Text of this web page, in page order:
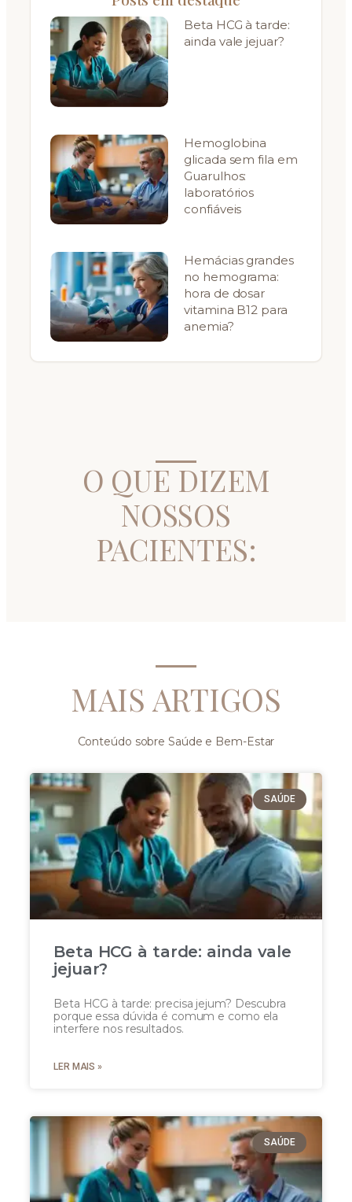
Beta HCG à tarde:
ainda vale jejuar?
Hemoglobina
glicada sem fila em
Guarulhos:
laboratórios
confiáveis
Hemácias grandes
no hemograma:
hora de dosar
vitamina B12 para
anemia?
O QUE DIZEM
NOSSOS
PACIENTES:
MAIS ARTIGOS
Conteúdo sobre Saúde e Bem-Estar
SAÚDE
Beta HCG à tarde: ainda vale
jejuar?
Beta HCG à tarde: precisa jejum? Descubra
porque essa dúvida é comum e como ela
interfere nos resultados.
LER MAIS »
SAÚDE